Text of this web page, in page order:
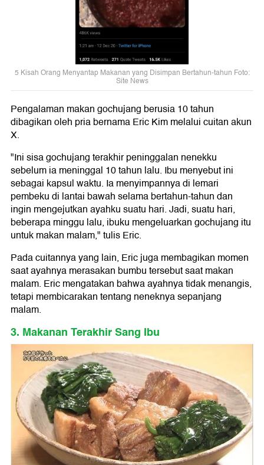
5 Kisah Orang Menyantap Makanan yang Disimpan Bertahun-tahun Foto:
Site News
Pengalaman makan gochujang berusia 10 tahun
dibagikan oleh pria bernama Eric Kim melalui cuitan akun
X.
"Ini sisa gochujang terakhir peninggalan nenekku
sebelum ia meninggal 10 tahun lalu. Ibu menyebut ini
sebagai kapsul waktu. Ia menyimpannya di lemari
pembeku di lantai bawah selama bertahun-tahun dan
ingin mengejutkan ayahku suatu hari. Jadi, suatu hari,
beberapa minggu lalu, ibuku mengeluarkan gochujang itu
untuk makan malam," tulis Eric.
Pada cuitannya yang lain, Eric juga membagikan momen
saat ayahnya merasakan bumbu tersebut saat makan
malam. Eric mengatakan bahwa ayahnya tidak menangis,
tetapi membicarakan tentang neneknya sepanjang
malam.
3. Makanan Terakhir Sang Ibu